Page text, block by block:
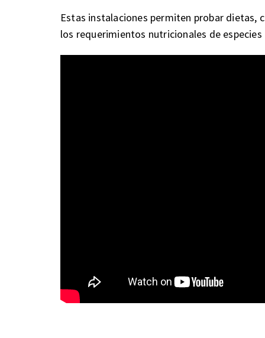
Estas instalaciones permiten probar dietas,
los requerimientos nutricionales de